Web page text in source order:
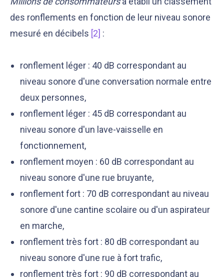
des ronflements en fonction de leur niveau sonore
mesuré en décibels [2] :
ronflement léger : 40 dB correspondant au
niveau sonore d'une conversation normale entre
deux personnes,
ronflement léger : 45 dB correspondant au
niveau sonore d'un lave-vaisselle en
fonctionnement,
ronflement moyen : 60 dB correspondant au
niveau sonore d'une rue bruyante,
ronflement fort : 70 dB correspondant au niveau
sonore d'une cantine scolaire ou d'un aspirateur
en marche,
ronflement très fort : 80 dB correspondant au
niveau sonore d'une rue à fort trafic,
ronflement très fort : 90 dB correspondant au